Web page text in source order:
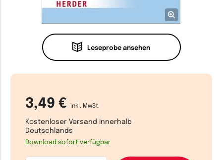
Leseprobe ansehen
3,49 € inkl. MwSt.
Kostenloser Versand innerhalb
Deutschlands
Download sofort verfügbar